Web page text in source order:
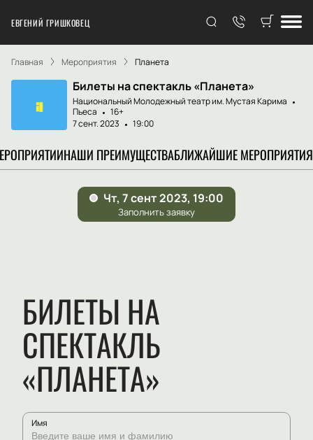
ЕВГЕНИЙ ГРИШКОВЕЦ
Главная Мероприятия Планета
Билеты на спектакль «Планета»
Национальный Молодежный театр им. Мустая Карима
Пьеса
16+
7 сент. 2023
19:00
НАШИ ПРЕИМУЩЕСТВАБЛИЖАЙШИЕ МЕРОПРИЯТИЯ
БИЛЕТЫ НА
СПЕКТАКЛЬ
«ПЛАНЕТА»
Имя